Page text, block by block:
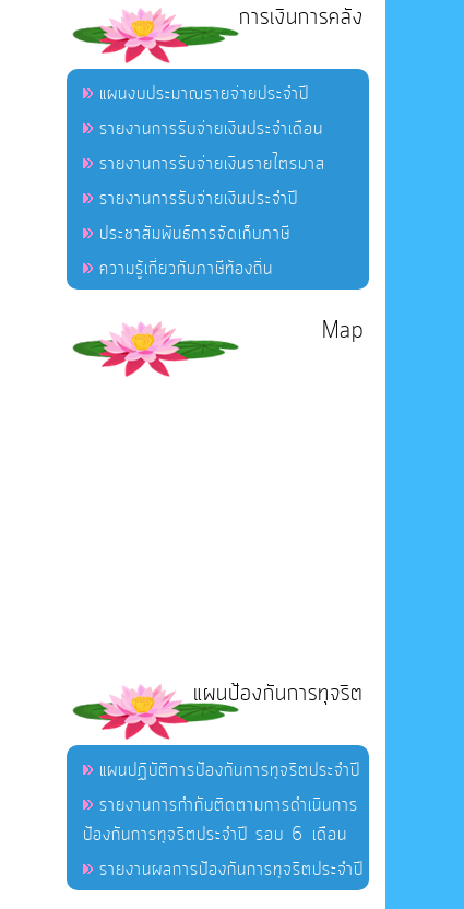
การเงินการคลัง
แผนงบประมาณรายจ่ายประจำปี
รายงานการรับจ่ายเงินประจำเดือน
รายงานการรับจ่ายเงินรายไตรมาส
รายงานการรับจ่ายเงินประจำปี
ประชาสัมพันธ์การจัดเก็บภาษี
ความรู้เกี่ยวกับภาษีท้องถิ่น
Map
แผนป้องกันการทุจริต
แผนปฏิบัติการป้องกันการทุจริตประจำปี
รายงานการกำกับติดตามการดำเนินการ
ป้องกันการทุจริตประจำปี รอบ 6 เดือน
รายงานผลการป้องกันการทุจริตประจำปี